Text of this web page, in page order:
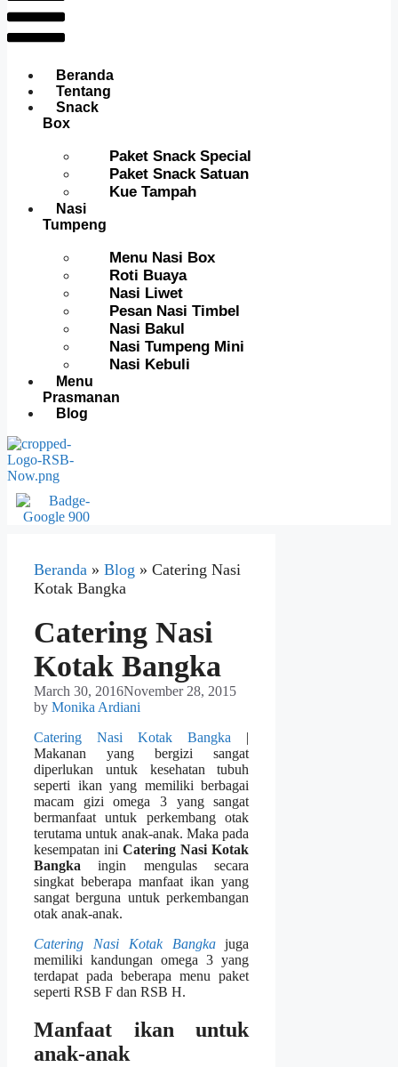
Beranda
Tentang
Snack
Box
Paket Snack Special
Paket Snack Satuan
Kue Tampah
Nasi
Tumpeng
Menu Nasi Box
Roti Buaya
Nasi Liwet
Pesan Nasi Timbel
Nasi Bakul
Nasi Tumpeng Mini
Nasi Kebuli
Menu
Prasmanan
Blog
Beranda » Blog » Catering Nasi
Kotak Bangka
Catering Nasi
Kotak Bangka
March 30, 2016November 28, 2015
by Monika Ardiani
Catering Nasi Kotak Bangka |
Makanan yang bergizi sangat
diperlukan untuk kesehatan tubuh
seperti ikan yang memiliki berbagai
macam gizi omega 3 yang sangat
bermanfaat untuk perkembang otak
terutama untuk anak-anak. Maka pada
kesempatan iniCatering Nasi Kotak
Bangka ingin mengulas secara
singkat beberapa manfaat ikan yang
sangat berguna untuk perkembangan
otak anak-anak.
Catering Nasi Kotak Bangkajuga
memiliki kandungan omega 3 yang
terdapat pada beberapa menu paket
seperti RSB F dan RSB H.
Manfaat ikan untuk
anak-anak